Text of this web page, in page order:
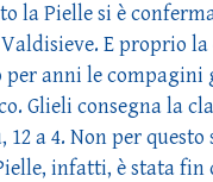
la Pielle si è
E proprio
anni le compagini
Glieli consegna la
a 4. Non per
infatti, è stata